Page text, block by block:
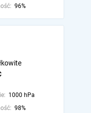
96%
1000 hPa
98%